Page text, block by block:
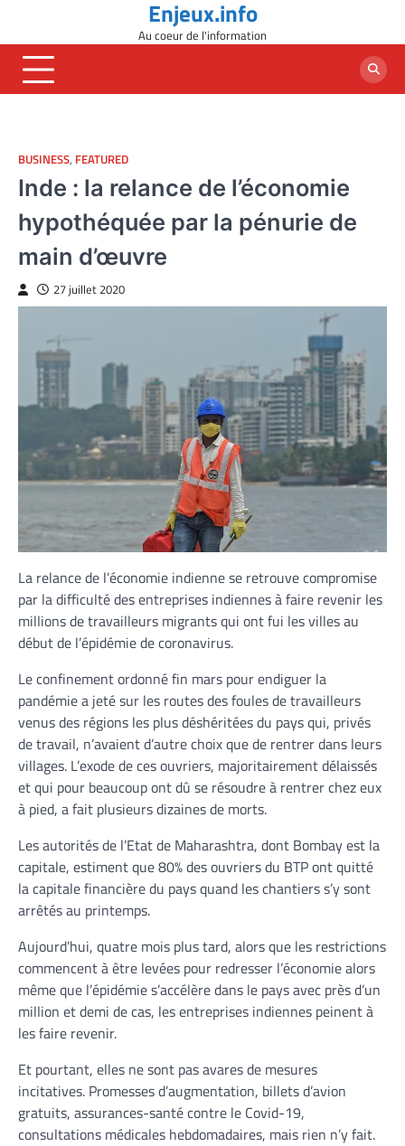
content
Enjeux.info
Au coeur de l'information
BUSINESS, FEATURED
Inde : la relance de l’économie
hypothéquée par la pénurie de
main d’œuvre
27 juillet 2020
La relance de l’économie indienne se retrouve compromise
par la difficulté des entreprises indiennes à faire revenir les
millions de travailleurs migrants qui ont fui les villes au
début de l’épidémie de coronavirus.
Le confinement ordonné fin mars pour endiguer la
pandémie a jeté sur les routes des foules de travailleurs
venus des régions les plus déshéritées du pays qui, privés
de travail, n’avaient d’autre choix que de rentrer dans leurs
villages. L’exode de ces ouvriers, majoritairement délaissés
et qui pour beaucoup ont dû se résoudre à rentrer chez eux
à pied, a fait plusieurs dizaines de morts.
Les autorités de l’Etat de Maharashtra, dont Bombay est la
capitale, estiment que 80% des ouvriers du BTP ont quitté
la capitale financière du pays quand les chantiers s’y sont
arrêtés au printemps.
Aujourd’hui, quatre mois plus tard, alors que les restrictions
commencent à être levées pour redresser l’économie alors
même que l’épidémie s’accélère dans le pays avec près d’un
million et demi de cas, les entreprises indiennes peinent à
les faire revenir.
Et pourtant, elles ne sont pas avares de mesures
incitatives. Promesses d’augmentation, billets d’avion
gratuits, assurances-santé contre le Covid-19,
consultations médicales hebdomadaires, mais rien n’y fait.